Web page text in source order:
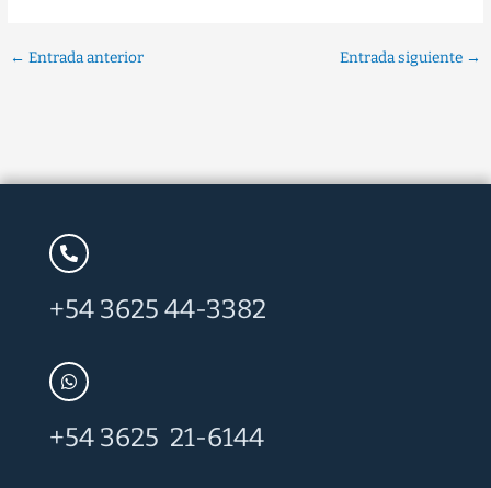
← Entrada anterior Entrada siguiente →
+54 3625 44-3382
+54 3625 21-6144